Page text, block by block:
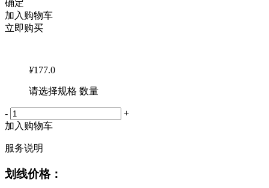
确定
加入购物车
立即购买
¥177.0
请选择规格 数量
-
+
加入购物车
服务说明
划线价格：